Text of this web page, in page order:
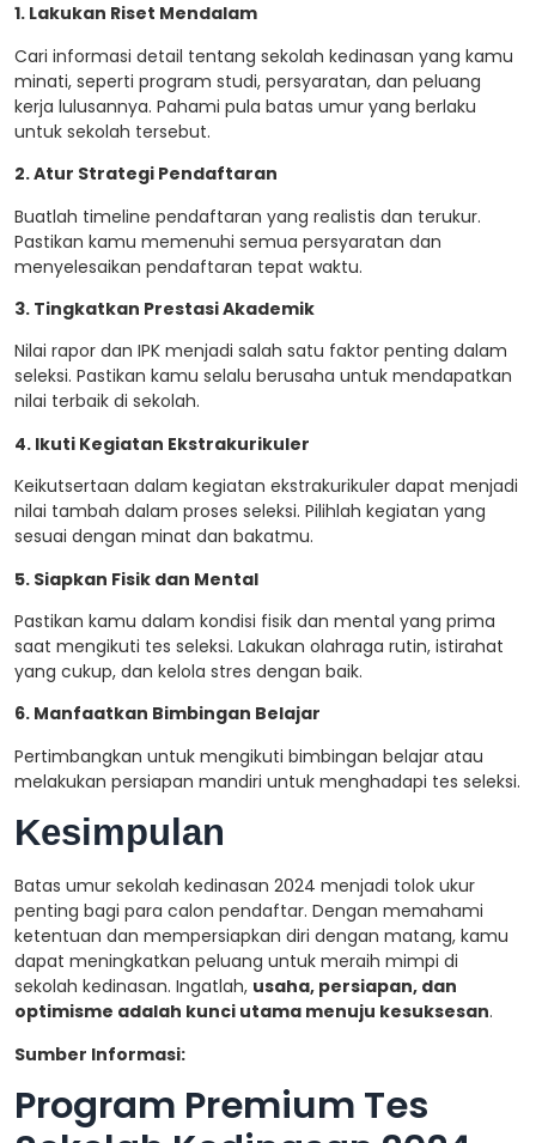
1. Lakukan Riset Mendalam
Cari informasi detail tentang sekolah kedinasan yang kamu
minati, seperti program studi, persyaratan, dan peluang
kerja lulusannya. Pahami pula batas umur yang berlaku
untuk sekolah tersebut.
2. Atur Strategi Pendaftaran
Buatlah timeline pendaftaran yang realistis dan terukur.
Pastikan kamu memenuhi semua persyaratan dan
menyelesaikan pendaftaran tepat waktu.
3. Tingkatkan Prestasi Akademik
Nilai rapor dan IPK menjadi salah satu faktor penting dalam
seleksi. Pastikan kamu selalu berusaha untuk mendapatkan
nilai terbaik di sekolah.
4. Ikuti Kegiatan Ekstrakurikuler
Keikutsertaan dalam kegiatan ekstrakurikuler dapat menjadi
nilai tambah dalam proses seleksi. Pilihlah kegiatan yang
sesuai dengan minat dan bakatmu.
5. Siapkan Fisik dan Mental
Pastikan kamu dalam kondisi fisik dan mental yang prima
saat mengikuti tes seleksi. Lakukan olahraga rutin, istirahat
yang cukup, dan kelola stres dengan baik.
6. Manfaatkan Bimbingan Belajar
Pertimbangkan untuk mengikuti bimbingan belajar atau
melakukan persiapan mandiri untuk menghadapi tes seleksi.
Kesimpulan
Batas umur sekolah kedinasan 2024 menjadi tolok ukur
penting bagi para calon pendaftar. Dengan memahami
ketentuan dan mempersiapkan diri dengan matang, kamu
dapat meningkatkan peluang untuk meraih mimpi di
sekolah kedinasan. Ingatlah, usaha, persiapan, dan
optimisme adalah kunci utama menuju kesuksesan.
Sumber Informasi:
Program Premium Tes